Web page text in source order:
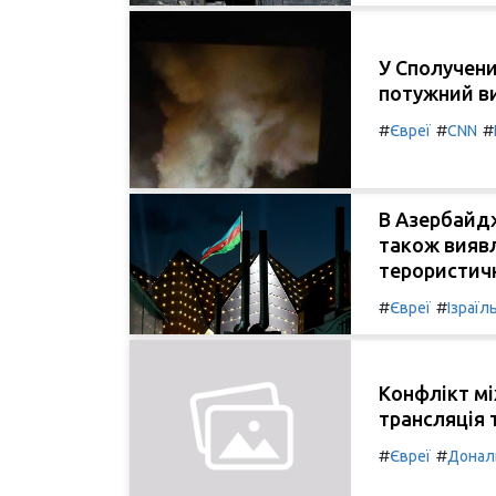
У
потужний
#Євреї #CNN #
В
також
#Євреї #
Конфлікт
трансляція
#Євреї #